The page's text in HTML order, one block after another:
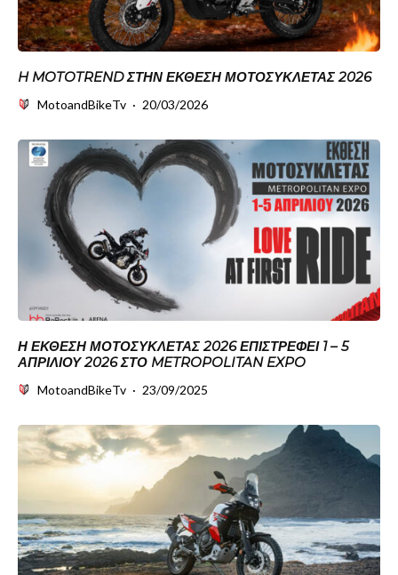
H MOTOTREND ΣΤΗΝ ΕΚΘΕΣΗ ΜΟΤΟΣΥΚΛΕΤΑΣ 2026
MotoandBikeTv · 20/03/2026
Η ΈΚΘΕΣΗ ΜΟΤΟΣΥΚΛΈΤΑΣ 2026 ΕΠΙΣΤΡΈΦΕΙ 1 – 5
ΑΠΡΙΛΊΟΥ 2026 ΣΤΟ METROPOLITAN EXPO
MotoandBikeTv · 23/09/2025